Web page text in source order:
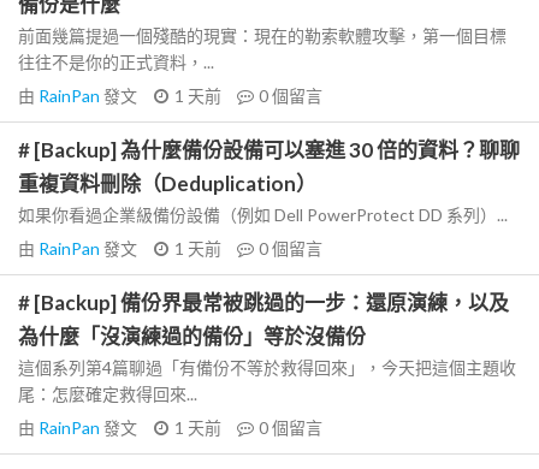
前面幾篇提過一個殘酷的現實：現在的勒索軟體攻擊，第一個目標
往往不是你的正式資料，...
由 RainPan 發文 1 天前 0個留言
# [Backup] 為什麼備份設備可以塞進 30 倍的資料？聊聊
重複資料刪除（Deduplication）
如果你看過企業級備份設備（例如 Dell PowerProtect DD 系列）...
由 RainPan 發文 1 天前 0個留言
# [Backup] 備份界最常被跳過的一步：還原演練，以及
為什麼「沒演練過的備份」等於沒備份
這個系列第4篇聊過「有備份不等於救得回來」，今天把這個主題收
尾：怎麼確定救得回來...
由 RainPan 發文 1 天前 0個留言